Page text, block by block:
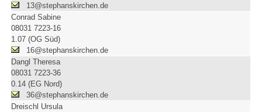
13@stephanskirchen.de
Conrad Sabine
08031 7223-16
1.07 (OG Süd)
16@stephanskirchen.de
Dangl Theresa
08031 7223-36
0.14 (EG Nord)
36@stephanskirchen.de
Dreischl Ursula